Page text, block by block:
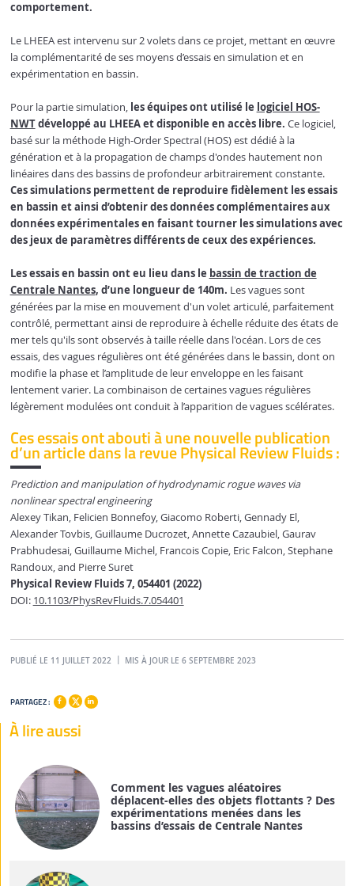
comportement.
Le LHEEA est intervenu sur 2 volets dans ce projet, mettant en œuvre
la complémentarité de ses moyens d’essais en simulation et en
expérimentation en bassin.
Pour la partie simulation, les équipes ont utilisé le logiciel HOS-
NWTdéveloppé au LHEEA et disponible en accès libre. Ce logiciel,
basé sur la méthode High-Order Spectral (HOS) est dédié à la
génération et à la propagation de champs d'ondes hautement non
linéaires dans des bassins de profondeur arbitrairement constante.
Ces simulations permettent de reproduire fidèlement les essais
en bassin et ainsi d’obtenir des données complémentaires aux
données expérimentales en faisant tourner les simulations avec
des jeux de paramètres différents de ceux des expériences.
Les essais en bassin ont eu lieu dans le bassin de traction de
Centrale Nantes, d’une longueur de 140m. Les vagues sont
générées par la mise en mouvement d'un volet articulé, parfaitement
contrôlé, permettant ainsi de reproduire à échelle réduite des états de
mer tels qu'ils sont observés à taille réelle dans l'océan. Lors de ces
essais, des vagues régulières ont été générées dans le bassin, dont on
modifie la phase et l’amplitude de leur enveloppe en les faisant
lentement varier. La combinaison de certaines vagues régulières
légèrement modulées ont conduit à l’apparition de vagues scélérates.
Ces essais ont abouti à une nouvelle publication
d’un article dans la revue Physical Review Fluids :
Prediction and manipulation of hydrodynamic rogue waves via
nonlinear spectral engineering
Alexey Tikan, Felicien Bonnefoy, Giacomo Roberti, Gennady El,
Alexander Tovbis, Guillaume Ducrozet, Annette Cazaubiel, Gaurav
Prabhudesai, Guillaume Michel, Francois Copie, Eric Falcon, Stephane
Randoux, and Pierre Suret
Physical Review Fluids 7, 054401 (2022)
DOI: 10.1103/PhysRevFluids.7.054401
PUBLIÉ LE 11 JUILLET 2022 MIS À JOUR LE 6 SEPTEMBRE 2023
PARTAGEZ :
À lire aussi
Comment les vagues aléatoires
déplacent-elles des objets flottants ? Des
expérimentations menées dans les
bassins d’essais de Centrale Nantes